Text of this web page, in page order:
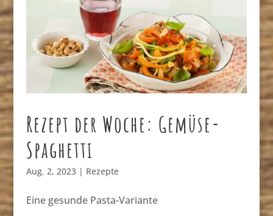
Rezept der Woche: Gemüse-
Spaghetti
Aug. 2, 2023| Rezepte
Eine gesunde Pasta-Variante